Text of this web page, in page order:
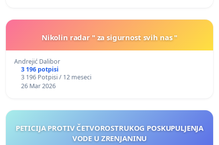
Nikolin radar " za sigurnost svih nas "
Andrejić Dalibor
3 196 potpisi
3 196 Potpisi / 12 meseci
26 Mar 2026
PETICIJA PROTIV ČETVOROSTRUKOG POSKUPULJENJA
VODE U ZRENJANINU